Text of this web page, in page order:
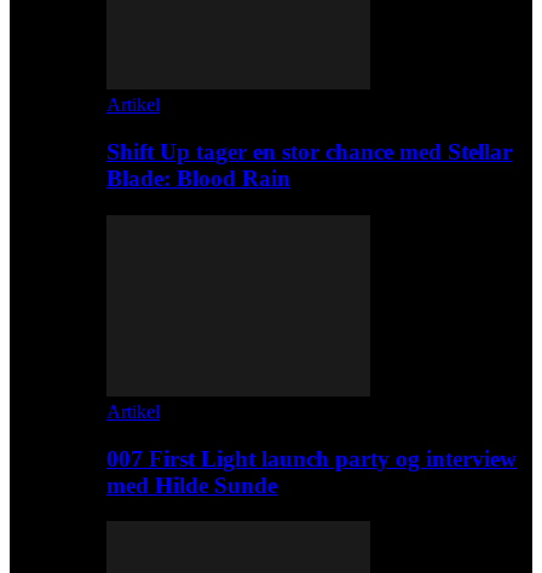
Artikel
Shift Up tager en stor chance med Stellar
Blade: Blood Rain
Artikel
007 First Light launch party og interview
med Hilde Sunde